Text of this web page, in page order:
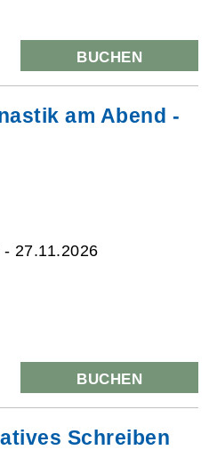
BUCHEN
am Abend -
27.11.2026
BUCHEN
Schreiben